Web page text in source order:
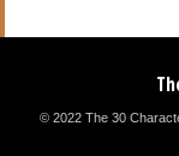
© 2022 The 30